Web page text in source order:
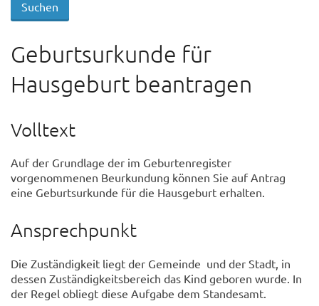
Geburtsurkunde für
Hausgeburt beantragen
Volltext
Auf der Grundlage der im Geburtenregister
vorgenommenen Beurkundung können Sie auf Antrag
eine Geburtsurkunde für die Hausgeburt erhalten.
Ansprechpunkt
Die Zuständigkeit liegt der Gemeinde und der Stadt, in
dessen Zuständigkeitsbereich das Kind geboren wurde. In
der Regel obliegt diese Aufgabe dem Standesamt.